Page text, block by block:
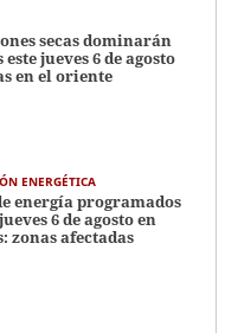
secas dominarán
jueves 6 de agosto
en el oriente
ENERGÉTICA
energía programados
6 de agosto en
zonas afectadas